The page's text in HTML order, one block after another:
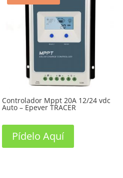
Controlador Mppt 20A 12/24 vdc
Auto – Epever TRACER
Pídelo Aquí